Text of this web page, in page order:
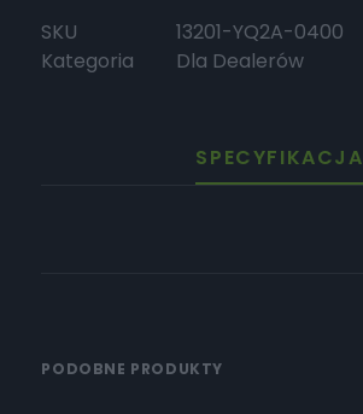
SKU
13201-YQ2A-0400
Kategoria
Dla Dealerów
SPECYFIKACJA
PODOBNE PRODUKTY